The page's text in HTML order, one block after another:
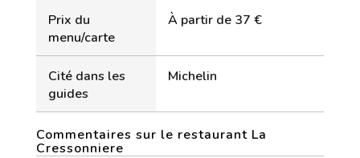
Prix du
menu/carte
À partir de 37 €
Cité dans les
guides
Michelin
Commentaires sur le restaurant La
Cressonniere